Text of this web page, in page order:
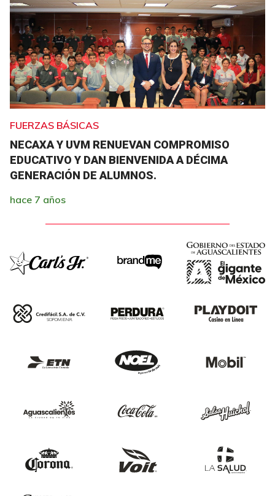
FUERZAS BÁSICAS
NECAXA Y UVM RENUEVAN COMPROMISO
EDUCATIVO Y DAN BIENVENIDA A DÉCIMA
GENERACIÓN DE ALUMNOS.
hace 7 años